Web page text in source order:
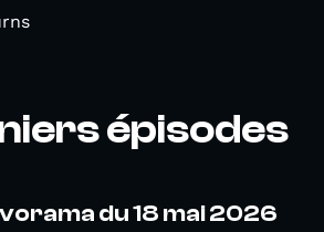
épisodes
du 18 mai 2026